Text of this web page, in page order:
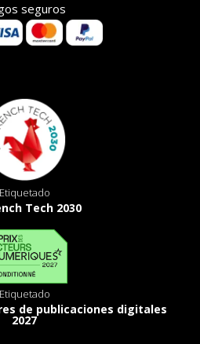
seguros
Etiquetado
Tech 2030
Etiquetado
de publicaciones digitales
2027